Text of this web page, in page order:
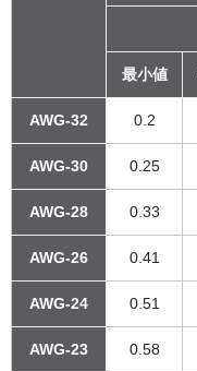
最小値
AWG-32 0.2
AWG-30 0.25
AWG-28 0.33
AWG-26 0.41
AWG-24 0.51
AWG-23 0.58